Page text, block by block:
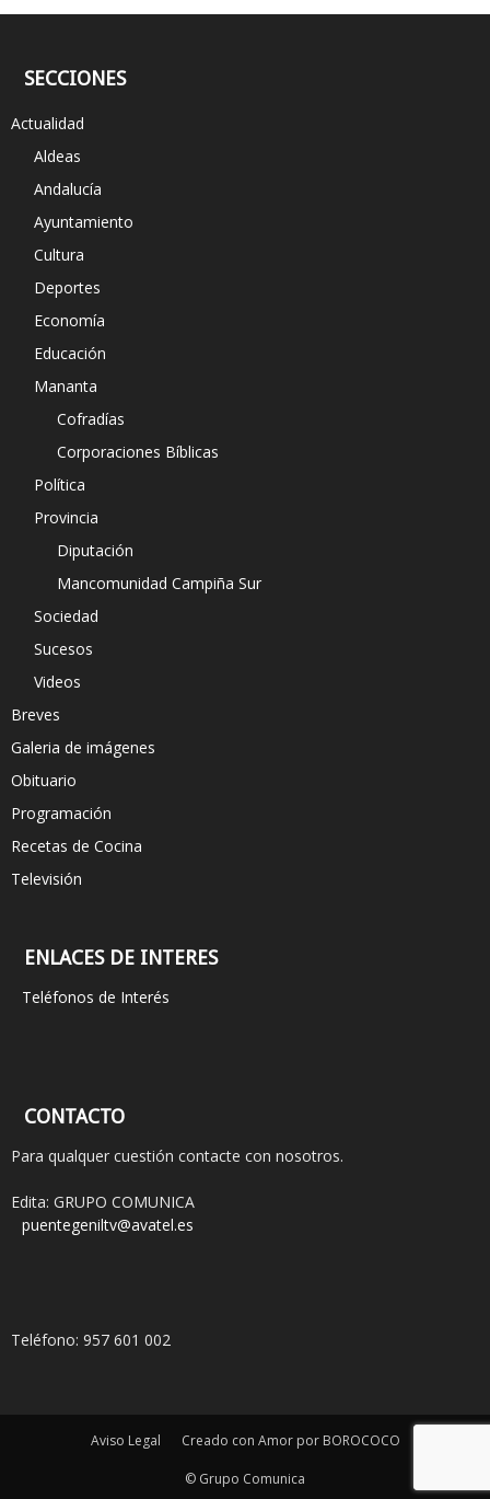
SECCIONES
Actualidad
Aldeas
Andalucía
Ayuntamiento
Cultura
Deportes
Economía
Educación
Mananta
Cofradías
Corporaciones Bíblicas
Política
Provincia
Diputación
Mancomunidad Campiña Sur
Sociedad
Sucesos
Videos
Breves
Galeria de imágenes
Obituario
Programación
Recetas de Cocina
Televisión
ENLACES DE INTERES
Teléfonos de Interés
CONTACTO
Para qualquer cuestión contacte con nosotros.
Edita: GRUPO COMUNICA
puentegeniltv@avatel.es
Teléfono: 957 601 002
Aviso Legal Creado con Amor por BOROCOCO
© Grupo Comunica